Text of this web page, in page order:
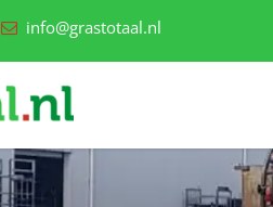
info@grastotaal.nl